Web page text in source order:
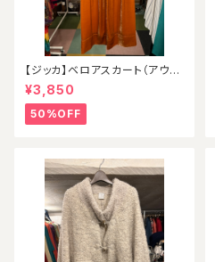
【ジッカ】ベロアスカート（アウト
レット）
¥3,850
50%OFF